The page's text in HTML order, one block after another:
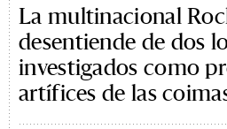
La multinacional
desentiende de dos
investigados como
artífices de las